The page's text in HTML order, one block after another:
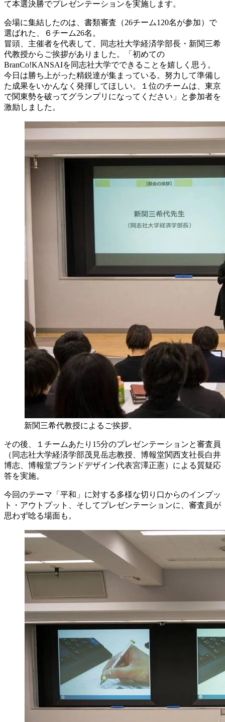
て本選決勝でプレゼンテーションを実施します。
会場に集結したのは、書類審査（26チーム120名が参加）で
選ばれた、６チーム26名。
冒頭、主催者を代表して、同志社大学経済学部長・新関三希
代教授からご挨拶がありました。「初めての
BranCo!KANSAIを同志社大学でできることを嬉しく思う。
今日は勝ち上がった精鋭達が集まっている。努力して準備し
た成果をいかんなく発揮してほしい。１位のチームは、東京
で関東勢を破ってグランプリになってください」と参加者を
激励しました。
新関三希代教授によるご挨拶。
その後、１チームあたり15分のプレゼンテーションと審査員
（同志社大学経済学部茂見岳志教授、博報堂関西支社長白井
博志、博報堂ブランドデザイン代表宮澤正憲）による質疑応
答を実施。
今回のテーマ「平和」に対する多様な切り口からのインプッ
ト・アウトプット、そしてプレゼンテーションに、審査員が
思わず唸る場面も。